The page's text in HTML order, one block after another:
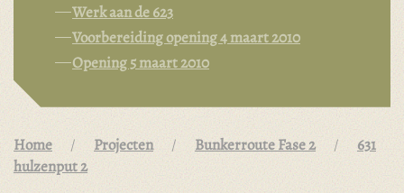
Werk aan de 623
Voorbereiding opening 4 maart 2010
Opening 5 maart 2010
Home Projecten Bunkerroute Fase 2
631
hulzenput 2